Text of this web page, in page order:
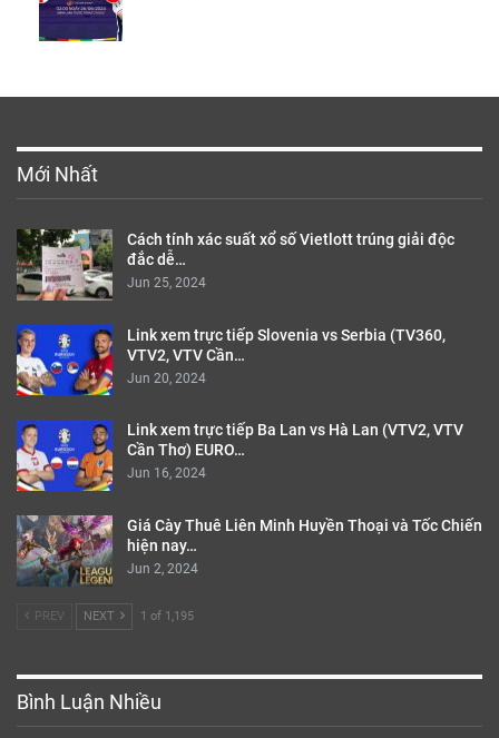
Mới Nhất
Cách tính xác suất xổ số Vietlott trúng giải độc
đắc dễ…
Jun 25, 2024
Link xem trực tiếp Slovenia vs Serbia (TV360,
VTV2, VTV Cần…
Jun 20, 2024
Link xem trực tiếp Ba Lan vs Hà Lan (VTV2, VTV
Cần Thơ) EURO…
Jun 16, 2024
Giá Cày Thuê Liên Minh Huyền Thoại và Tốc Chiến
hiện nay…
Jun 2, 2024
PREV NEXT 1 of 1,195
Bình Luận Nhiều